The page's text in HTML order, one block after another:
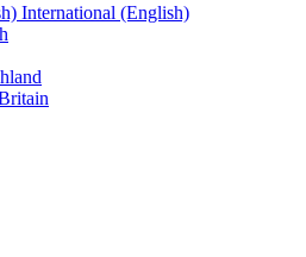
International (English)